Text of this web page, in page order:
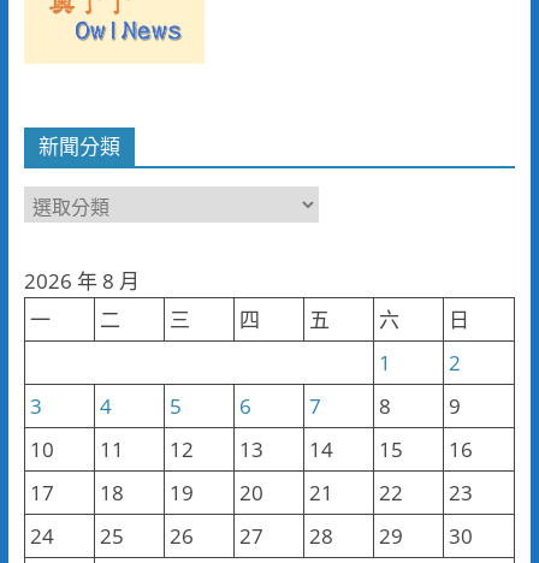
新聞分類
新
類
2026 年 8 月
一
二 三 四 五 六
日
1
2
3
4 5 6 7 8
9
10
11 12 13 14 15
16
17
18 19 20 21 22
23
24
25 26 27 28 29
30